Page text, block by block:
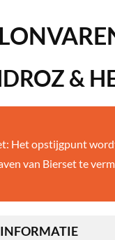
&
Het opstijgpunt
van Bierset te